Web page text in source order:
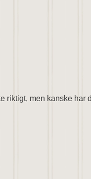
riktigt, men kanske har